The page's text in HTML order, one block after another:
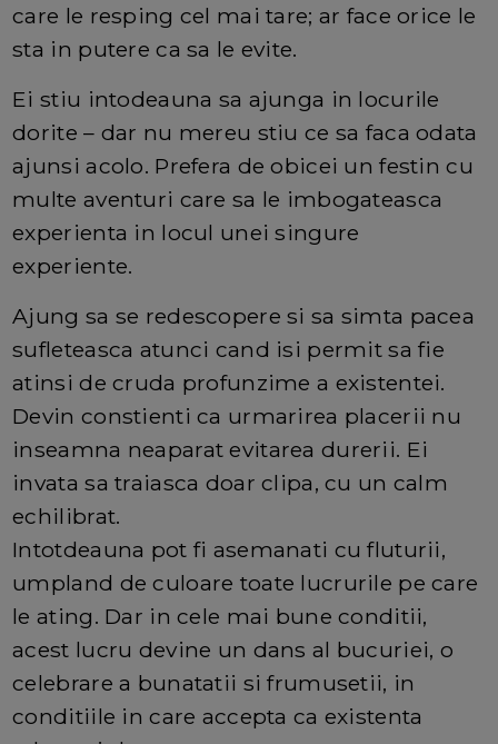
care le resping cel mai tare; ar face orice le
sta in putere ca sa le evite.
Ei stiu intodeauna sa ajunga in locurile
dorite – dar nu mereu stiu ce sa faca odata
ajunsi acolo. Prefera de obicei un festin cu
multe aventuri care sa le imbogateasca
experienta in locul unei singure
experiente.
Ajung sa se redescopere si sa simta pacea
sufleteasca atunci cand isi permit sa fie
atinsi de cruda profunzime a existentei.
Devin constienti ca urmarirea placerii nu
inseamna neaparat evitarea durerii. Ei
invata sa traiasca doar clipa, cu un calm
echilibrat.
Intotdeauna pot fi asemanati cu fluturii,
umpland de culoare toate lucrurile pe care
le ating. Dar in cele mai bune conditii,
acest lucru devine un dans al bucuriei, o
celebrare a bunatatii si frumusetii, in
conditiile in care accepta ca existenta